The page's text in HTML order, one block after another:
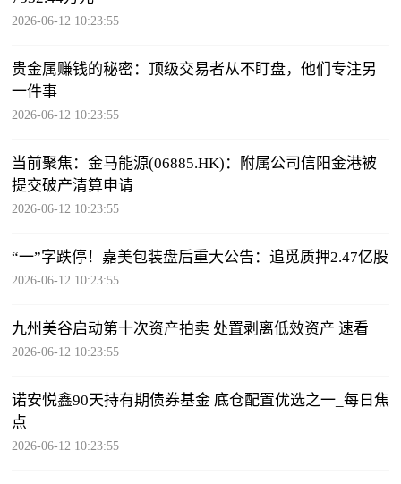
2026-06-12 10:23:55
贵金属赚钱的秘密：顶级交易者从不盯盘，他们专注另
一件事
2026-06-12 10:23:55
当前聚焦：金马能源(06885.HK)：附属公司信阳金港被
提交破产清算申请
2026-06-12 10:23:55
“一”字跌停！嘉美包装盘后重大公告：追觅质押2.47亿股
2026-06-12 10:23:55
九州美谷启动第十次资产拍卖 处置剥离低效资产 速看
2026-06-12 10:23:55
诺安悦鑫90天持有期债券基金 底仓配置优选之一_每日焦
点
2026-06-12 10:23:55